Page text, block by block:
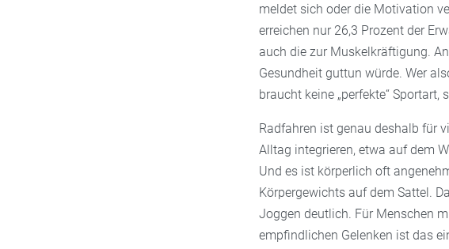
meldet sich oder die Motivation
erreichen nur 26,3 Prozent der
auch die zur Muskelkräftigung.
Gesundheit guttun würde. Wer
braucht keine „perfekte“
Radfahren ist genau deshalb für
Alltag integrieren, etwa auf dem
Und es ist körperlich oft
Körpergewichts auf dem Sattel.
Joggen deutlich. Für Menschen
empfindlichen Gelenken ist das